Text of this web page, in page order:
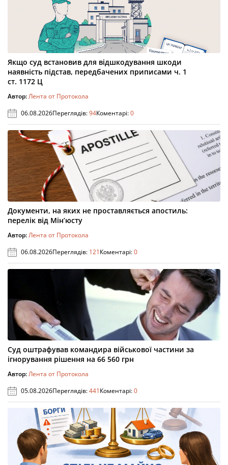
Якщо суд встановив для відшкодування шкоди
наявність підстав, передбачених приписами ч. 1
ст. 1172 Ц
Автор:Лента от Протокола
06.08.2026Переглядів:94Коментарі:0
Документи, на яких не проставляється апостиль:
перелік від Мін’юсту
Автор:Лента от Протокола
06.08.2026Переглядів: 121Коментарі:0
Суд оштрафував командира військової частини за
ігнорування рішення на 66 560 грн
Автор:Лента от Протокола
05.08.2026Переглядів:441Коментарі:0